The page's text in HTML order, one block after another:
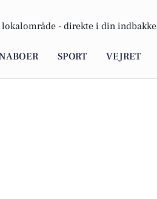
lokalområde - direkte i din indbakke
SPORT VEJRET